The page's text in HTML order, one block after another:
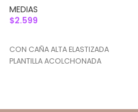
MEDIAS
$2.599
CON CAÑA ALTA ELASTIZADA
PLANTILLA ACOLCHONADA